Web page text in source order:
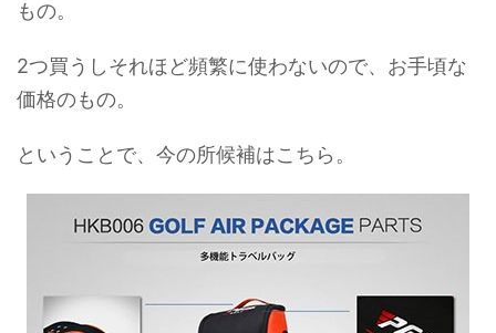
もの。
2つ買うしそれほど頻繁に使わないので、お手頃な
価格のもの。
ということで、今の所候補はこちら。